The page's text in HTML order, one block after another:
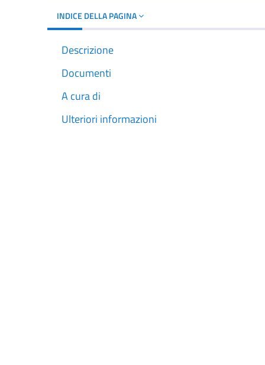
INDICE DELLA PAGINA
Descrizione
Documenti
A cura di
Ulteriori informazioni